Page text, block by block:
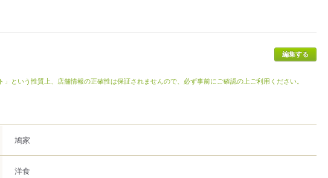
」という性質上、店舗情報の正確性は保証されませんので、必ず事前にご確認の上ご利用ください。
鳩家
洋食